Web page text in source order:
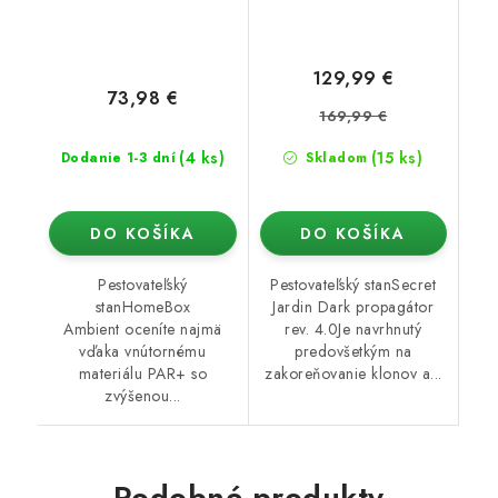
Dodanie 1-3 dní (4 ks)
73,98 €
DO KOŠÍKA
Pestovateľský
stanHomeBox
Ambient oceníte najmä
vďaka vnútornému
materiálu PAR+ so
zvýšenou...
Skladom (15 ks)
129,99 €
169,99 €
DO KOŠÍKA
Pestovateľský stanSecret
Jardin Dark propagátor
rev. 4.0Je navrhnutý
predovšetkým na
zakoreňovanie klonov a...